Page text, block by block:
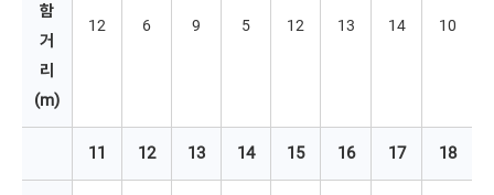
함
거
리
(m)
12 6 9 5 12 13 14 10
11 12 13 14 15 16 17 18